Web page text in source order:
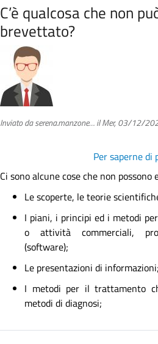
C’è qualcosa che non
brevettato?
Inviato daserena.manzone…ilMer, 03/12/
Per saperne di
Ci sono alcune cose che non
Le scoperte, le teorie
I piani, i principi ed i metodi
o attività commerciali,
(software);
Le presentazioni di informazioni;
I metodi per il trattamento
metodi di diagnosi;